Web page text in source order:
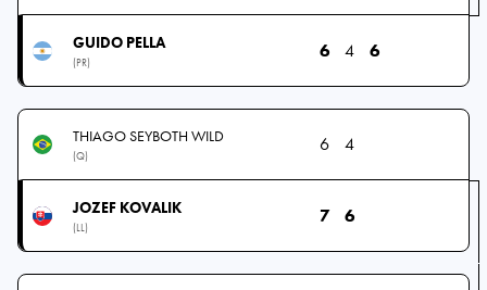
GUIDO PELLA
(PR)
6 4 6
THIAGO SEYBOTH WILD
(Q)
6 4
JOZEF KOVALIK
(LL)
7 6